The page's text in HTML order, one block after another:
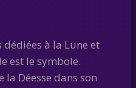
dédiées à la Lune et
est le symbole.
la Déesse dans son